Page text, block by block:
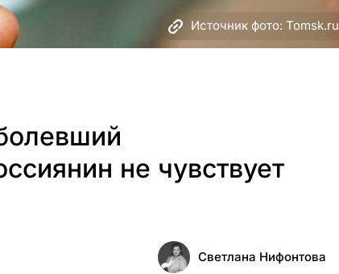
Источник фото: Tomsk.ru
не чувствует
Светлана Нифонтова